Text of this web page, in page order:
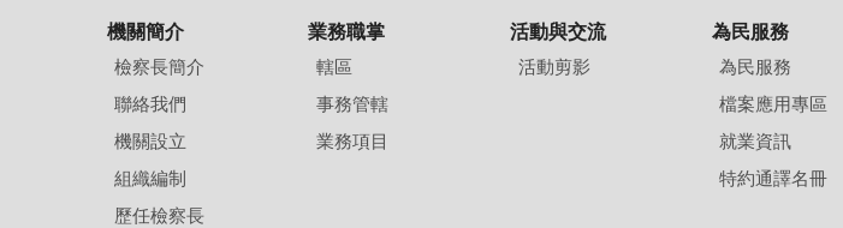
機關簡介
檢察長簡介
聯絡我們
機關設立
組織編制
歷任檢察長
業務職掌
轄區
事務管轄
業務項目
活動與交流
活動剪影
為民服務
為民服務
檔案應用專區
就業資訊
特約通譯名冊